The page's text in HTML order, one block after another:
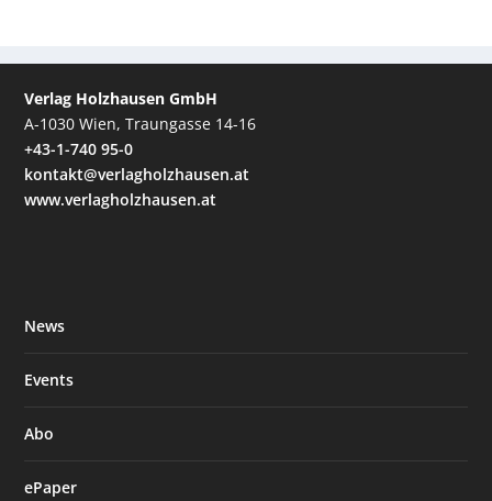
Verlag Holzhausen GmbH
A-1030 Wien, Traungasse 14-16
+43-1-740 95-0
kontakt@verlagholzhausen.at
www.verlagholzhausen.at
News
Events
Abo
ePaper